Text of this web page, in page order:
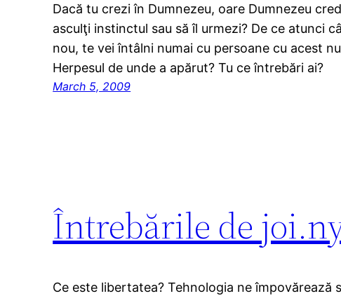
Dacă tu crezi în Dumnezeu, oare Dumnezeu
asculţi instinctul sau să îl urmezi? De ce atunci
nou, te vei întâlni numai cu persoane cu acest
Herpesul de unde a apărut? Tu ce întrebări ai?
March 5, 2009
Întrebările de
Ce este libertatea? Tehnologia ne împovărează